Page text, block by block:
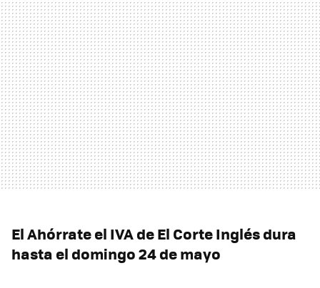
El Ahórrate el IVA de El Corte Inglés dura
hasta el domingo 24 de mayo